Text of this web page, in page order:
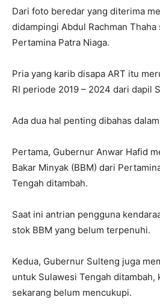
Dari foto beredar yang diterima
didampingi Abdul Rachman
Pertamina Patra Niaga.
Pria yang karib disapa ART itu
RI periode 2019 – 2024 dari dapil
Ada dua hal penting dibahas
Pertama, Gubernur Anwar Hafid
Bakar Minyak (BBM) dari
Tengah ditambah.
Saat ini antrian pengguna
stok BBM yang belum terpenuhi.
Kedua, Gubernur Sulteng juga
untuk Sulawesi Tengah ditambah,
sekarang belum mencukupi.